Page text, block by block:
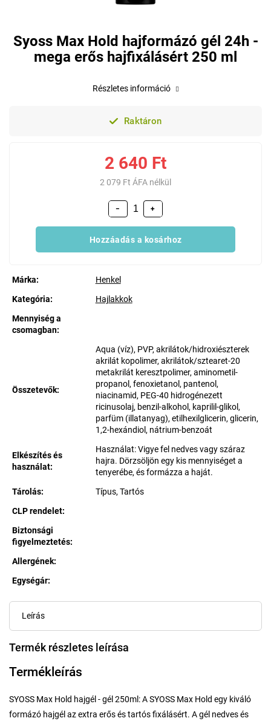
Syoss Max Hold hajformázó gél 24h -
mega erős hajfixálásért 250 ml
Raktáron
2 640 Ft
2 079 Ft ÁFA nélkül
+
−
Hozzáadás a kosárhoz
Kategória:
Hajlakkok
Mennyiség a
csomagban:
Összetevők:
Aqua (víz), PVP, akrilátok/hidroxiészterek
akrilát kopolimer, akrilátok/sztearet-20
metakrilát keresztpolimer, aminometil-
propanol, fenoxietanol, pantenol,
niacinamid, PEG-40 hidrogénezett
ricinusolaj, benzil-alkohol, kaprilil-glikol,
parfüm (illatanyag), etilhexilglicerin, glicerin,
1,2-hexándiol, nátrium-benzoát
Elkészítés és
használat:
Használat: Vigye fel nedves vagy száraz
hajra. Dörzsöljön egy kis mennyiséget a
tenyerébe, és formázza a haját.
Tárolás:
Típus, Tartós
CLP rendelet:
Biztonsági
figyelmeztetés:
Allergének:
Márka: Henkel
Egységár:
Részletes információ
Leírás
Termék részletes leírása
Termékleírás
SYOSS Max Hold hajgél - gél 250ml: A SYOSS Max Hold egy kiváló
formázó hajgél az extra erős és tartós fixálásért. A gél nedves és